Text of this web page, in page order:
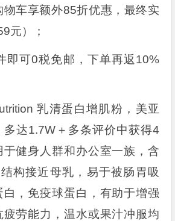
车享额外85折优惠，最终实
元）；
即可0税免邮，下单再返10%
乳清蛋白增肌粉，美亚
多达1.7W＋多条评价中获得4
健身人群和办公室一族，含
构接近母乳，易于被肠胃吸
，免疫球蛋白，有助于增强
疲劳能力，温水或果汁冲服均